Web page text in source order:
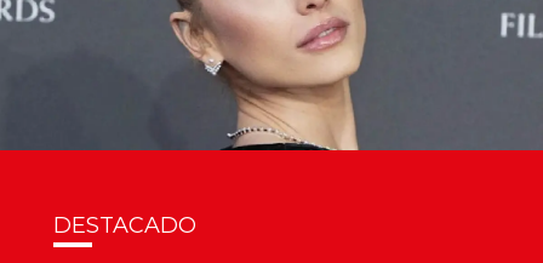
DESTACADO